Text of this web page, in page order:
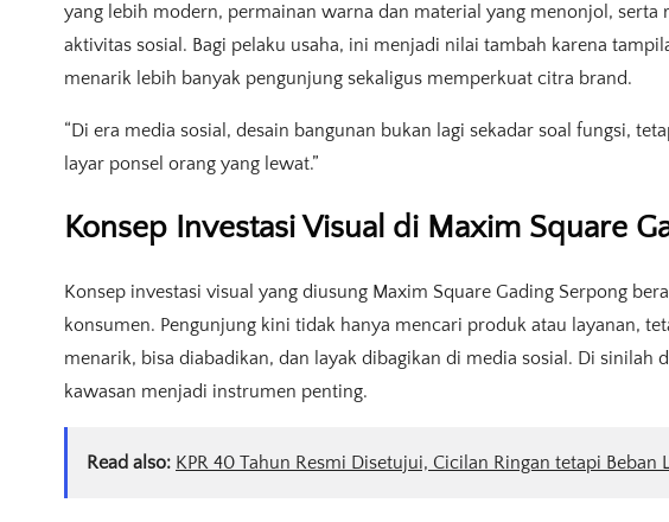
yang lebih modern, permainan warna dan material yang menonjol, serta
aktivitas sosial. Bagi pelaku usaha, ini menjadi nilai tambah karena
menarik lebih banyak pengunjung sekaligus memperkuat citra brand.
“Di era media sosial, desain bangunan bukan lagi sekadar soal fungsi,
layar ponsel orang yang lewat.”
Konsep Investasi Visual di Maxim Square
Konsep investasi visual yang diusung Maxim Square Gading Serpong
konsumen. Pengunjung kini tidak hanya mencari produk atau layanan,
menarik, bisa diabadikan, dan layak dibagikan di media sosial. Di sinilah
kawasan menjadi instrumen penting.
Read also: KPR 40 Tahun Resmi Disetujui, Cicilan Ringan tetapi Beban